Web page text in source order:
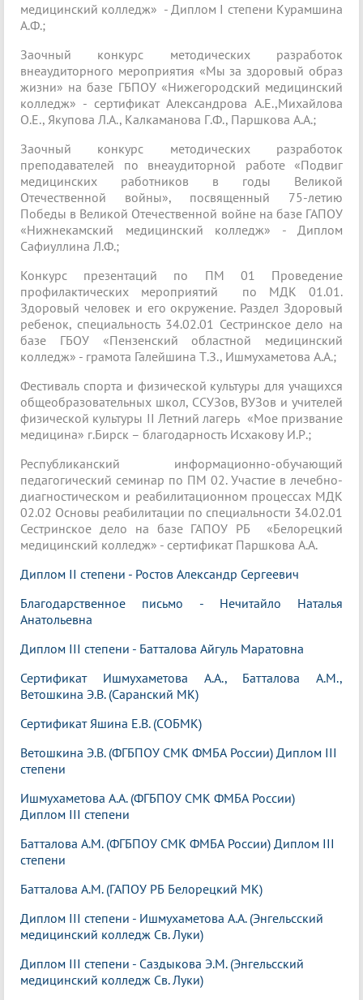
медицинский колледж» - Диплом I степени Курамшина
А.Ф.;
Заочный конкурс методических разработок
внеаудиторного мероприятия «Мы за здоровый образ
жизни» на базе ГБПОУ «Нижегородский медицинский
колледж» - сертификат Александрова А.Е.,Михайлова
О.Е., Якупова Л.А., Калкаманова Г.Ф., Паршкова А.А.;
Заочный конкурс методических разработок
преподавателей по внеаудиторной работе «Подвиг
медицинских работников в годы Великой
Отечественной войны», посвященный 75-летию
Победы в Великой Отечественной войне на базе ГАПОУ
«Нижнекамский медицинский колледж» - Диплом
Сафиуллина Л.Ф.;
Конкурс презентаций по ПМ 01 Проведение
профилактических мероприятий по МДК 01.01.
Здоровый человек и его окружение. Раздел Здоровый
ребенок, специальность 34.02.01 Сестринское дело на
базе ГБОУ «Пензенский областной медицинский
колледж» - грамота Галейшина Т.З., Ишмухаметова А.А.;
Фестиваль спорта и физической культуры для учащихся
общеобразовательных школ, ССУЗов, ВУЗов и учителей
физической культуры II Летний лагерь «Мое призвание
медицина» г.Бирск – благодарность Исхакову И.Р.;
Республиканский информационно-обучающий
педагогический семинар по ПМ 02. Участие в лечебно-
диагностическом и реабилитационном процессах МДК
02.02 Основы реабилитации по специальности 34.02.01
Сестринское дело на базе ГАПОУ РБ «Белорецкий
медицинский колледж» - сертификат Паршкова А.А.
Диплом II степени - Ростов Александр Сергеевич
Благодарственное письмо - Нечитайло Наталья
Анатольевна
Диплом III степени - Батталова Айгуль Маратовна
Сертификат Ишмухаметова А.А., Батталова А.М.,
Ветошкина Э.В. (Саранский МК)
Сертификат Яшина Е.В. (СОБМК)
Ветошкина Э.В. (ФГБПОУ СМК ФМБА России) Диплом III
степени
Ишмухаметова А.А. (ФГБПОУ СМК ФМБА России)
Диплом III степени
Батталова А.М. (ФГБПОУ СМК ФМБА России) Диплом III
степени
Батталова А.М. (ГАПОУ РБ Белорецкий МК)
Диплом III степени - Ишмухаметова А.А. (Энгельсский
медицинский колледж Св. Луки)
Диплом III степени - Саздыкова Э.М. (Энгельсский
медицинский колледж Св. Луки)